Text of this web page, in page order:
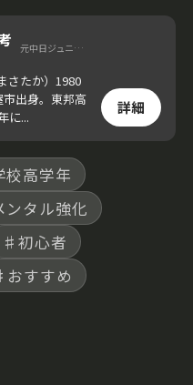
ことができるとい
もたちへのメリッ
元中日ジュニア監督
さたか）1980
出身。東邦高
に...
詳細
高学年
タル強化
♯初心者
おすすめ